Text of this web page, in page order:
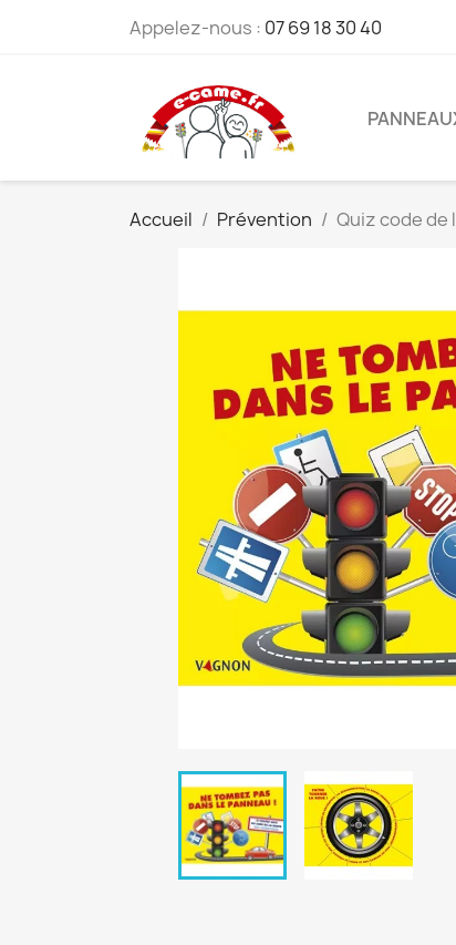
Appelez-nous : 07 69 18 30 40
Accueil Prévention Quiz code de